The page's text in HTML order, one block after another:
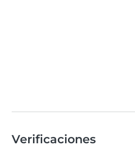
Verificaciones